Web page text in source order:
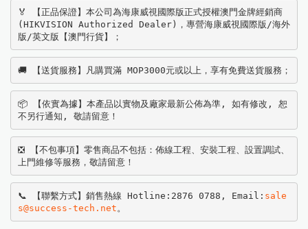
🏅 【正品保證】本公司為海康威視國際版正式授權澳門金牌經銷商
(HIKVISION Authorized Dealer)，專營海康威視國際版/海外
版/英文版【澳門行貨】；
🚚 【送貨服務】凡購買滿 MOP3000元或以上，享有免費送貨服務；
📦 【依實為據】本產品以實物及廠家最新公佈為準, 如有修改, 恕
不另行通知, 敬請留意！
❎ 【不包事項】零售商品不包括：佈線工程、安裝工程、設置調試、
上門維修等服務，敬請留意！
📞 【聯繫方式】銷售熱線 Hotline:2876 0788, Email: sale
s@success-tech.net 。